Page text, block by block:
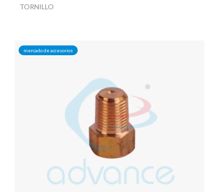
TORNILLO
mercado de accesorios